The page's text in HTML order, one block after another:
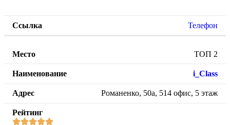
Телефон
ТОП 2
i_Class
Романенко, 50а, 514 офис, 5 этаж